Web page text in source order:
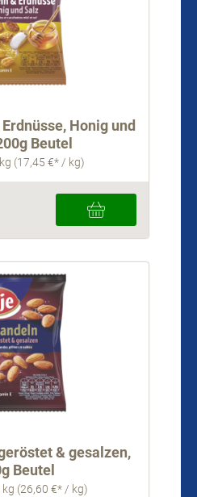
Honig und
Beutel
Inhalt: 0.2 kg (17,45 €* / kg)
& gesalzen,
Beutel
Inhalt: 0.15 kg (26,60 €* / kg)